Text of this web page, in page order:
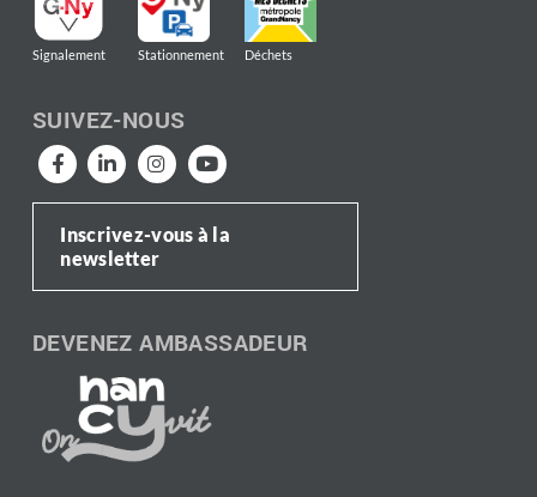
Signalement Stationnement Déchets
SUIVEZ-NOUS
Inscrivez-vous à la
newsletter
DEVENEZ AMBASSADEUR